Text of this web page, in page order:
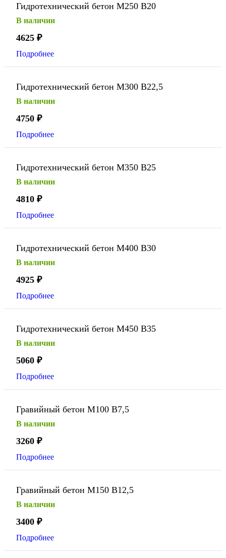
Гидротехнический бетон М250 В20
В наличии
4625 ₽
Подробнее
Гидротехнический бетон М300 В22,5
В наличии
4750 ₽
Подробнее
Гидротехнический бетон М350 В25
В наличии
4810 ₽
Подробнее
Гидротехнический бетон М400 В30
В наличии
4925 ₽
Подробнее
Гидротехнический бетон М450 В35
В наличии
5060 ₽
Подробнее
Гравийный бетон М100 В7,5
В наличии
3260 ₽
Подробнее
Гравийный бетон М150 В12,5
В наличии
3400 ₽
Подробнее